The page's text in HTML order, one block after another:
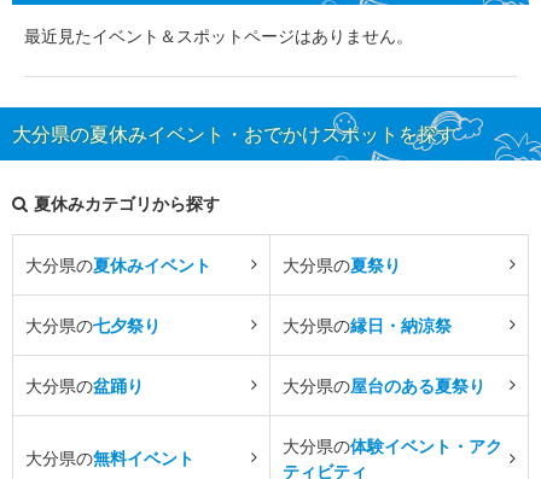
最近見たイベント＆スポットページはありません。
大分県の夏休みイベント・おでかけスポットを探す
夏休みカテゴリから探す
大分県の夏休みイベント 大分県の夏祭り
大分県の七夕祭り 大分県の縁日・納涼祭
大分県の盆踊り 大分県の屋台のある夏祭り
大分県の無料イベント
大分県の体験イベント・アク
ティビティ